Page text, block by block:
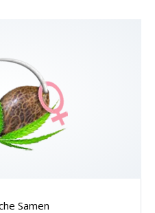
Samen